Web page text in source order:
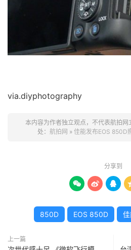
via.diyphotography
本内容为作者独立观点，不代表航拍
处： 航拍网 » 佳能发布EOS 850D
分享到
  
850D EOS 850D
上一篇